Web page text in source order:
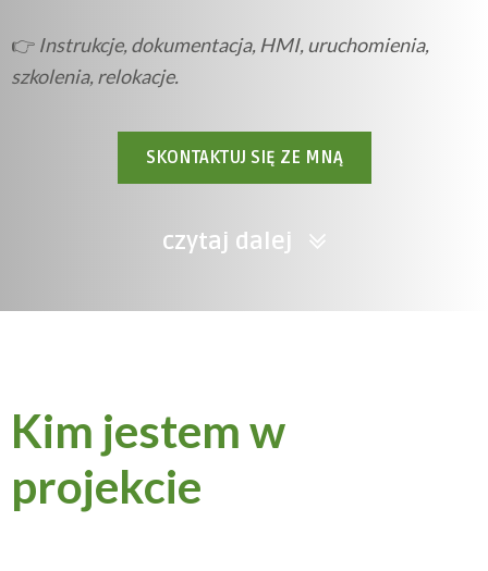
👉 Instrukcje, dokumentacja, HMI, uruchomienia,
szkolenia, relokacje.
SKONTAKTUJ SIĘ ZE MNĄ
czytaj dalej
Kim jestem w
projekcie